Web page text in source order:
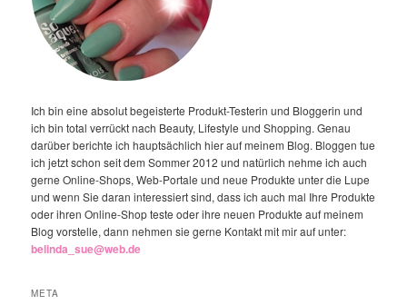
Ich bin eine absolut begeisterte Produkt-Testerin und Bloggerin und
ich bin total verrückt nach Beauty, Lifestyle und Shopping. Genau
darüber berichte ich hauptsächlich hier auf meinem Blog. Bloggen tue
ich jetzt schon seit dem Sommer 2012 und natürlich nehme ich auch
gerne Online-Shops, Web-Portale und neue Produkte unter die Lupe
und wenn Sie daran interessiert sind, dass ich auch mal Ihre Produkte
oder ihren Online-Shop teste oder ihre neuen Produkte auf meinem
Blog vorstelle, dann nehmen sie gerne Kontakt mit mir auf unter:
belinda_sue@web.de
META